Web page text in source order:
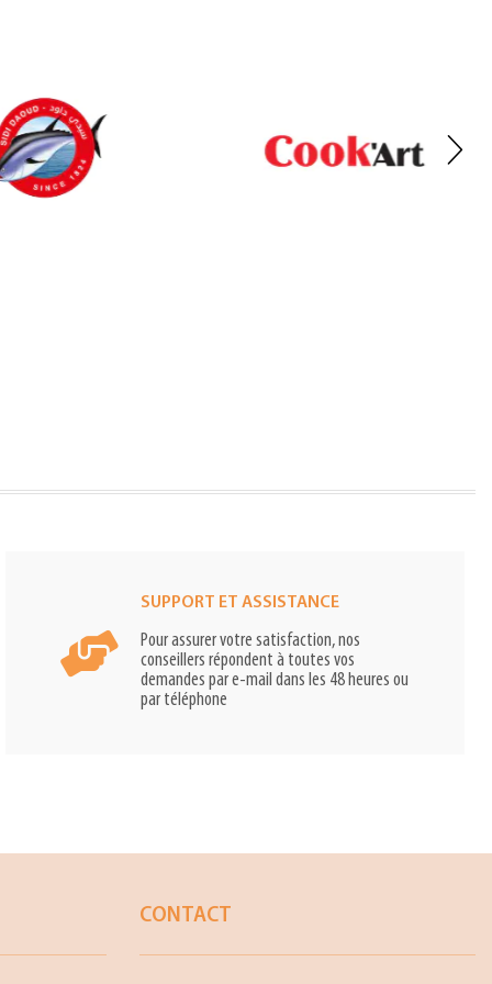
SUPPORT ET ASSISTANCE
Pour assurer votre satisfaction, nos
conseillers répondent à toutes vos
demandes par e-mail dans les 48 heures ou
par téléphone
CONTACT